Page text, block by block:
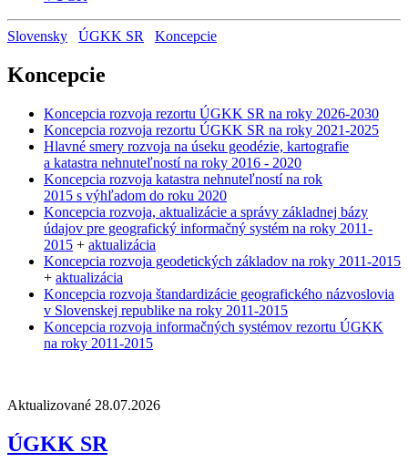
Slovensky ÚGKK SR Koncepcie
Koncepcie
Koncepcia rozvoja rezortu ÚGKK SR na roky 2026-2030
Koncepcia rozvoja rezortu ÚGKK SR na roky 2021-2025
Hlavné smery rozvoja na úseku geodézie, kartografie
a katastra nehnuteľností na roky 2016 - 2020
Koncepcia rozvoja katastra nehnuteľností na rok
2015 s výhľadom do roku 2020
Koncepcia rozvoja, aktualizácie a správy základnej bázy
údajov pre geografický informačný systém na roky 2011-
2015 + aktualizácia
Koncepcia rozvoja geodetických základov na roky 2011-2015
+ aktualizácia
Koncepcia rozvoja štandardizácie geografického názvoslovia
v Slovenskej republike na roky 2011-2015
Koncepcia rozvoja informačných systémov rezortu ÚGKK
na roky 2011-2015
Aktualizované 28.07.2026
ÚGKK SR